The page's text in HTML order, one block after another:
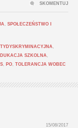
SPOŁECZEŃSTWO I
SZKOLNA
PO TOLERANCJA WOBEC
SKOMENTUJ
15/08/2017